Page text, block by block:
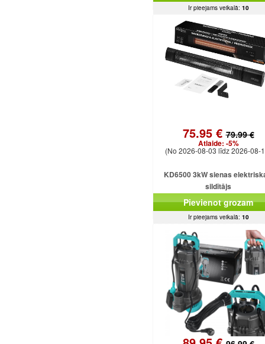
Ir pieejams veikalā: 10
75.95 €79.99 €
Atlaide: -5%
(No 2026-08-03 līdz 2026-08-
KD6500 3kW sienas
sildītājs
Pievienot grozam
Ir pieejams veikalā: 10